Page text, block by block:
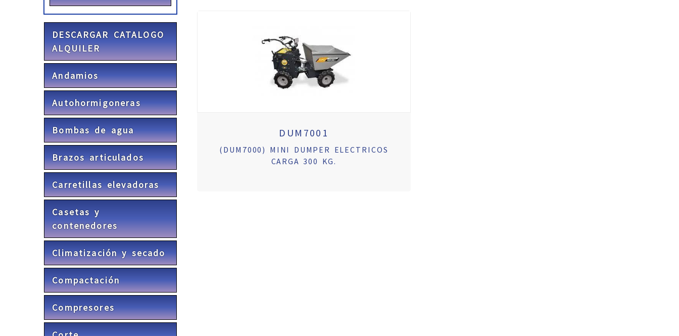
DESCARGAR CATALOGO
ALQUILER
Andamios
Autohormigoneras
Bombas de agua
Brazos articulados
Carretillas elevadoras
Casetas y
contenedores
Climatización y secado
Compactación
Compresores
DUM7001
(DUM7000) MINI DUMPER ELECTRICOS
CARGA 300 KG.